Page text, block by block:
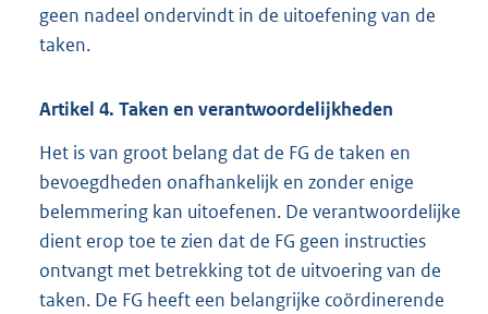
geen nadeel ondervindt in de uitoefening van de
taken.
Artikel 4. Taken en verantwoordelijkheden
Het is van groot belang dat de FG de taken en
bevoegdheden onafhankelijk en zonder enige
belemmering kan uitoefenen. De verantwoordelijke
dient erop toe te zien dat de FG geen instructies
ontvangt met betrekking tot de uitvoering van de
taken. De FG heeft een belangrijke coördinerende